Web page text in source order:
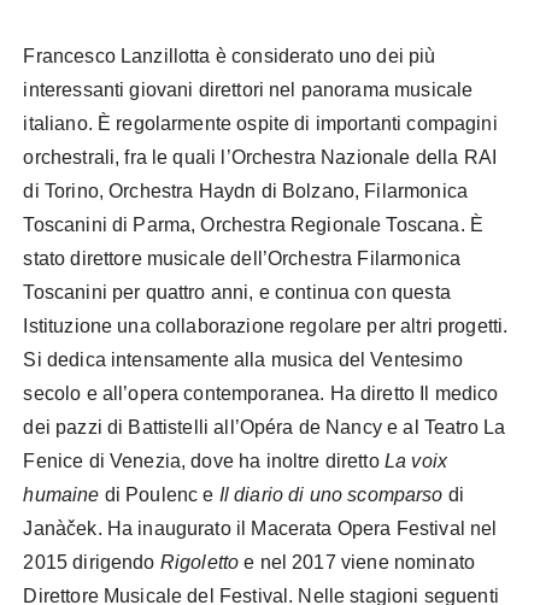
Francesco Lanzillotta è considerato uno dei più
interessanti giovani direttori nel panorama musicale
italiano. È regolarmente ospite di importanti compagini
orchestrali, fra le quali l’Orchestra Nazionale della RAI
di Torino, Orchestra Haydn di Bolzano, Filarmonica
Toscanini di Parma, Orchestra Regionale Toscana. È
stato direttore musicale dell’Orchestra Filarmonica
Toscanini per quattro anni, e continua con questa
Istituzione una collaborazione regolare per altri progetti.
Si dedica intensamente alla musica del Ventesimo
secolo e all’opera contemporanea. Ha diretto Il medico
dei pazzi di Battistelli all’Opéra de Nancy e al Teatro La
Fenice di Venezia, dove ha inoltre diretto La voix
humaine di Poulenc e Il diario di uno scomparso di
Janàček. Ha inaugurato il Macerata Opera Festival nel
2015 dirigendo Rigoletto e nel 2017 viene nominato
Direttore Musicale del Festival. Nelle stagioni seguenti